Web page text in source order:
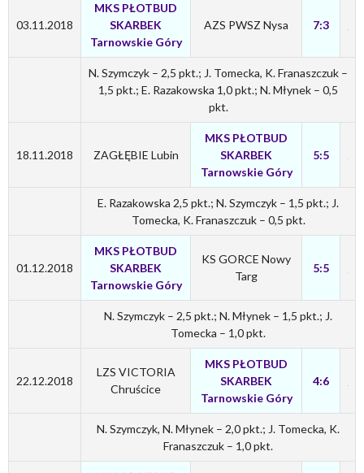
03.11.2018
MKS PŁOTBUD
SKARBEK
Tarnowskie Góry
AZS PWSZ Nysa 7:3
N. Szymczyk – 2,5 pkt.; J. Tomecka, K. Franaszczuk –
1,5 pkt.; E. Razakowska 1,0 pkt.; N. Młynek – 0,5
pkt.
18.11.2018 ZAGŁĘBIE Lubin
MKS PŁOTBUD
SKARBEK
Tarnowskie Góry
5:5
E. Razakowska 2,5 pkt.; N. Szymczyk – 1,5 pkt.; J.
Tomecka, K. Franaszczuk – 0,5 pkt.
01.12.2018
MKS PŁOTBUD
SKARBEK
Tarnowskie Góry
KS GORCE Nowy
Targ
5:5
N. Szymczyk – 2,5 pkt.; N. Młynek – 1,5 pkt.; J.
Tomecka – 1,0 pkt.
22.12.2018
LZS VICTORIA
Chruścice
MKS PŁOTBUD
SKARBEK
Tarnowskie Góry
4:6
N. Szymczyk, N. Młynek – 2,0 pkt.; J. Tomecka, K.
Franaszczuk – 1,0 pkt.